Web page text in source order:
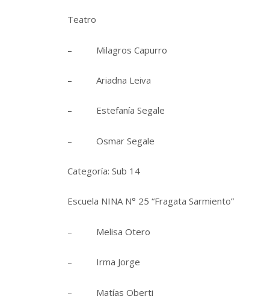
Teatro
– Milagros Capurro
– Ariadna Leiva
– Estefanía Segale
– Osmar Segale
Categoría: Sub 14
Escuela NINA N° 25 “Fragata Sarmiento”
– Melisa Otero
– Irma Jorge
– Matías Oberti